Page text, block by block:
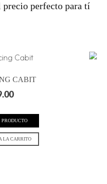
precio perfecto para tí
CABIT
PRODUCTO
LA CARRITO